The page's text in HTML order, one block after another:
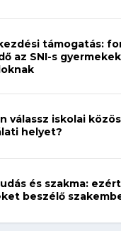
támogatás:
az SNI-s
válassz iskolai
helyet?
és szakma:
beszélő